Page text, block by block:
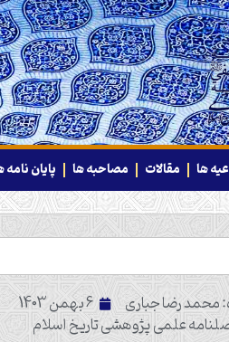
ها مقالات مصاحبه ها پایان نامه
محمد رضا جباری 6 بهمن 1403
علمی پژوهشی تاریخ اسلام